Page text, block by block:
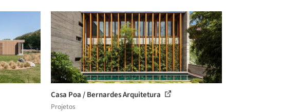
Casa Poa / Bernardes Arquitetura
Projetos